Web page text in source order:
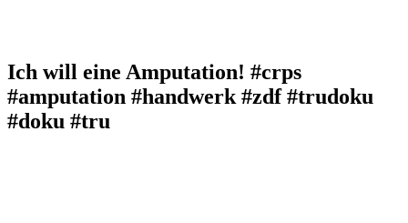
Ich will eine Amputation! #crps
#amputation #handwerk #zdf #trudoku
#doku #tru